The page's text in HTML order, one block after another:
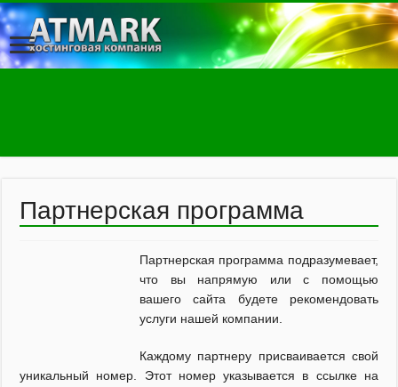
Партнерская программа
Партнерская программа подразумевает,
что вы напрямую или с помощью
вашего сайта будете рекомендовать
услуги нашей компании.
Каждому партнеру присваивается свой
уникальный номер. Этот номер указывается в ссылке на